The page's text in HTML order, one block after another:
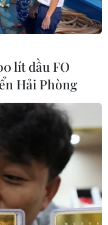
đấu tại Libya
lít dầu FO
Hải Phòng